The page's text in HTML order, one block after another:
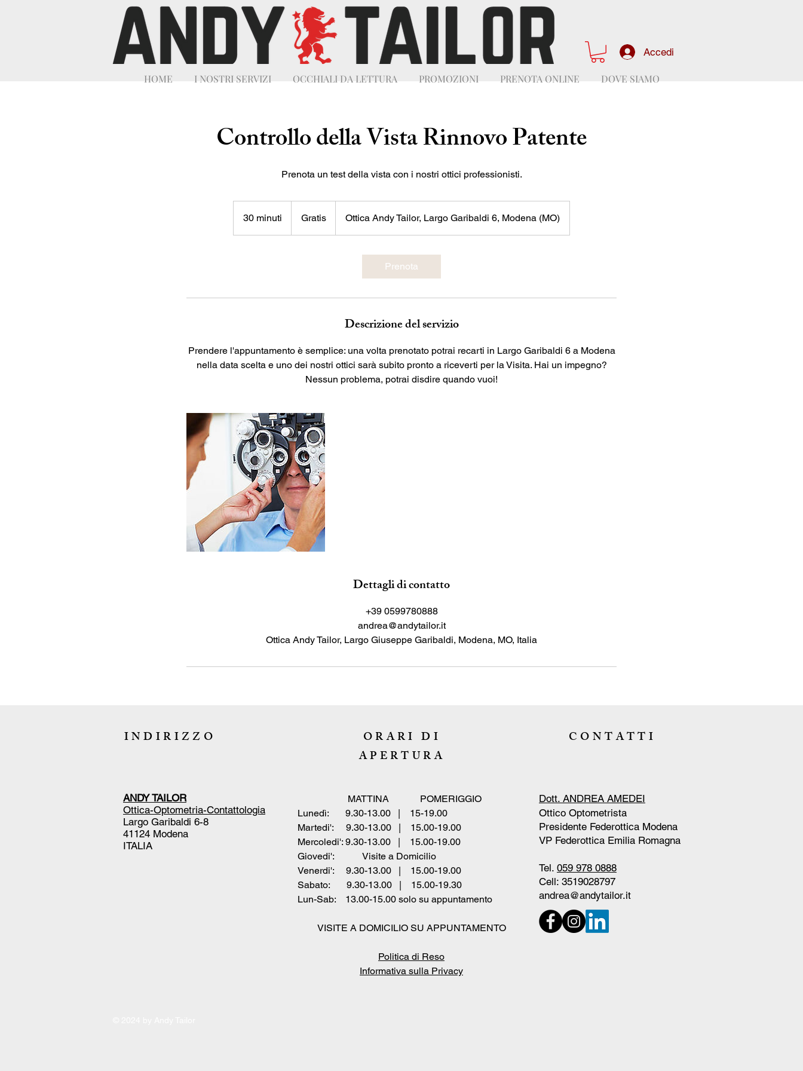
Accedi
HOME I NOSTRI SERVIZI OCCHIALI DA LETTURA PROMOZIONI PRENOTA ONLINE DOVE SIAMO
Controllo della Vista Rinnovo Patente
Prenota un test della vista con i nostri ottici professionisti.
30 minuti
0
Gratis Ottica Andy Tailor, Largo Garibaldi 6, Modena (MO)
Prenota
Descrizione del servizio
Prendere l'appuntamento è semplice: una volta prenotato potrai recarti in Largo Garibaldi 6 a Modena
nella data scelta e uno dei nostri ottici sarà subito pronto a riceverti per la Visita. Hai un impegno?
Nessun problema, potrai disdire quando vuoi!
Dettagli di contatto
+39 0599780888
andrea@andytailor.it
Ottica Andy Tailor, Largo Giuseppe Garibaldi, Modena, MO, Italia
INDIRIZZO
ANDY TAILOR
Ottica-Optometria-Contattologia
Largo Garibaldi 6-8
41124 Modena
ITALIA
ORARI DI
APERTURA
MATTINA POMERIGGIO
Lunedì: 9.30-13.00 |
15-19.00
Martedi': 9.30-13.00 | 15.00-19.00
Mercoledi': 9.30-13.00 | 15.00-19.00
Giovedi': Visite a Domicilio
Venerdi': 9.30-13.00 | 15.00-19.00
Sabato: 9.30-13.00 | 15.00-19.30
Lun-Sab: 13.00-15.00 solo su appuntamento
VISITE A DOMICILIO SU APPUNTAMENTO
​Politica di Reso
Informativa sulla Privacy
CONTATTI
Dott. ANDREA AMEDEI
Ottico Optometrista
Presidente Federottica Modena
VP Federottica Emilia Romagna
Tel. 059 978 0888
Cell: 3519028797
andrea@andytailor.it